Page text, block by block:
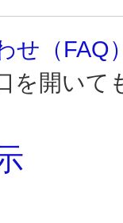
せ（FAQ
を開いて